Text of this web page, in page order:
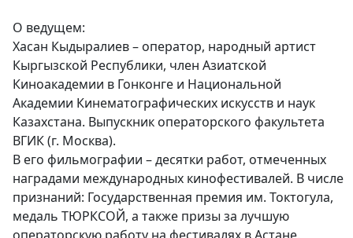
О ведущем:
Хасан Кыдыралиев – оператор, народный артист
Кыргызской Республики, член Азиатской
Киноакадемии в Гонконге и Национальной
Академии Кинематографических искусств и наук
Казахстана. Выпускник операторского факультета
ВГИК (г. Москва).
В его фильмографии – десятки работ, отмеченных
наградами международных кинофестивалей. В числе
признаний: Государственная премия им. Токтогула,
медаль ТЮРКСОЙ, а также призы за лучшую